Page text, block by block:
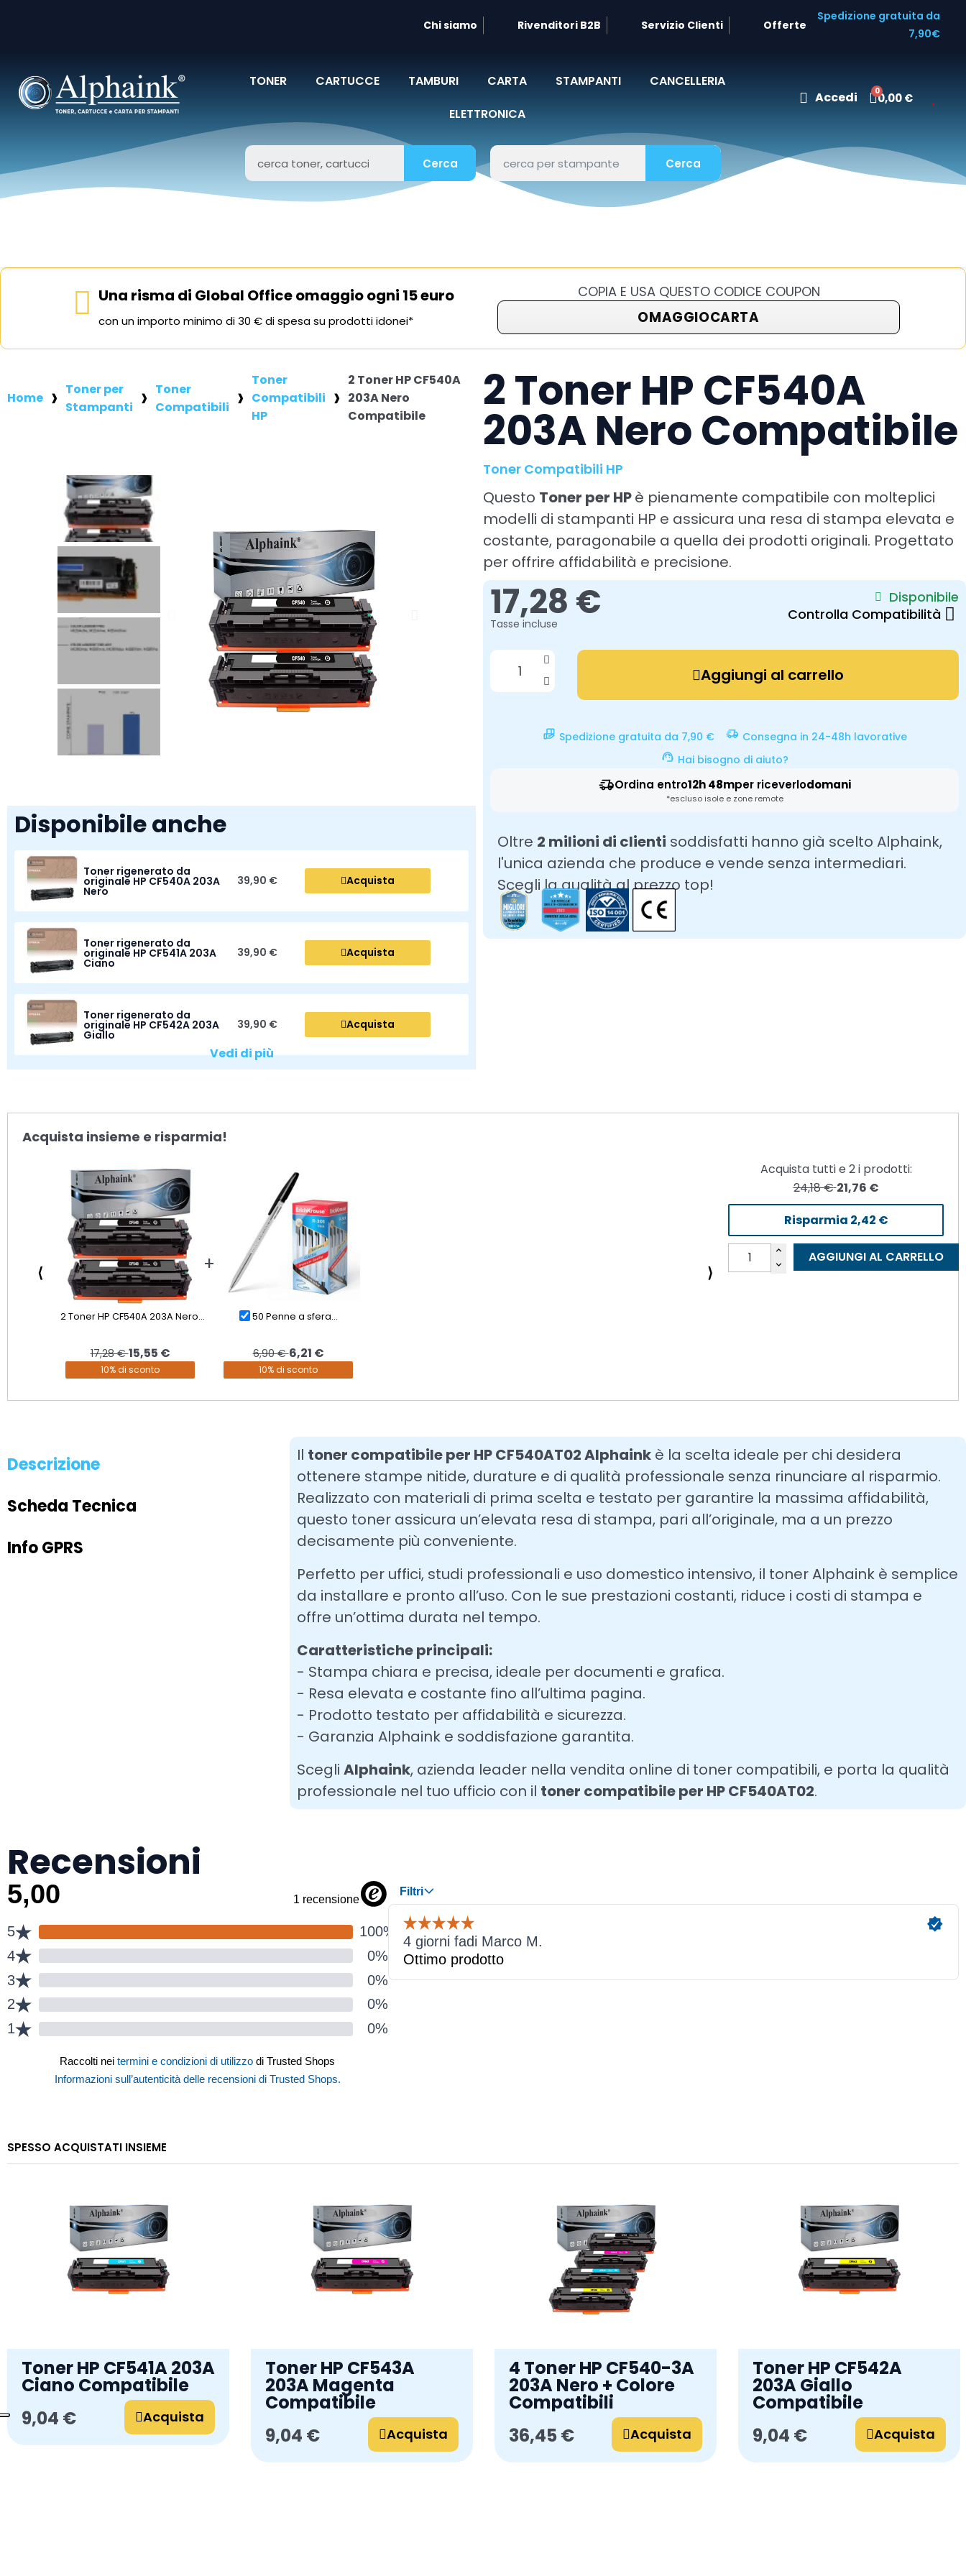
Chi siamo Rivenditori B2B Servizio Clienti Offerte
Spedizione gratuita da
7,90€
TONER CARTUCCE TAMBURI CARTA STAMPANTI
CANCELLERIA
ELETTRONICA
Accedi 0,00 €
Cerca Cerca
Una risma di Global Office omaggio ogni 15 euro
con un importo minimo di 30 € di spesa su prodotti idonei*
COPIA E USA QUESTO CODICE COUPON
OMAGGIOCARTA
Home
Toner per
Stampanti
Toner
Compatibili
Toner
Compatibili
HP
2 Toner HP CF540A
203A Nero
Compatibile
Disponibile anche
Toner rigenerato da
originale HP CF540A 203A
Nero
39,90 € Acquista
Toner rigenerato da
originale HP CF541A 203A
Ciano
39,90 € Acquista
Toner rigenerato da
originale HP CF542A 203A
Giallo
39,90 € Acquista
Vedi di più
2 Toner HP CF540A
203A Nero Compatibile
Toner Compatibili HP
Questo Toner per HPè pienamente compatibile con molteplici
modelli di stampanti HP e assicura una resa di stampa elevata e
costante, paragonabile a quella dei prodotti originali. Progettato
per offrire affidabilità e precisione.
17,28 €
Tasse incluse
Disponibile
Controlla Compatibilità
Aggiungi al carrello
Spedizione gratuita da 7,90 €
Consegna in 24-48h lavorative
Hai bisogno di aiuto?
Ordina entro12h 48mper riceverlodomani
*escluso isole e zone remote
Oltre 2 milioni di clienti soddisfatti hanno già scelto Alphaink,
l'unica azienda che produce e vende senza intermediari.
Scegli la qualità al prezzo top!
Acquista insieme e risparmia!
⟨
2 Toner HP CF540A 203A Nero...
17,28 €15,55 €
10% di sconto
50 Penne a sfera...
6,90 €6,21 €
10% di sconto
⟩
Acquista tutti e 2i prodotti:
24,18 €21,76 €
Risparmia 2,42 €
AGGIUNGI AL CARRELLO
Descrizione
Scheda Tecnica
Info GPRS
Il toner compatibile per HP CF540AT02 Alphaink è la scelta ideale per chi desidera
ottenere stampe nitide, durature e di qualità professionale senza rinunciare al risparmio.
Realizzato con materiali di prima scelta e testato per garantire la massima affidabilità,
questo toner assicura un’elevata resa di stampa, pari all’originale, ma a un prezzo
decisamente più conveniente.
Perfetto per uffici, studi professionali e uso domestico intensivo, il toner Alphaink è semplice
da installare e pronto all’uso. Con le sue prestazioni costanti, riduce i costi di stampa e
offre un’ottima durata nel tempo.
Caratteristiche principali:
- Stampa chiara e precisa, ideale per documenti e grafica.
- Resa elevata e costante fino all’ultima pagina.
- Prodotto testato per affidabilità e sicurezza.
- Garanzia Alphaink e soddisfazione garantita.
ScegliAlphaink, azienda leader nella vendita online di toner compatibili, e porta la qualità
professionale nel tuo ufficio con il toner compatibile per HP CF540AT02.
Recensioni
SPESSO ACQUISTATI INSIEME
Toner HP CF541A 203A
Ciano Compatibile
9,04 €
Acquista
Toner HP CF543A
203A Magenta
Compatibile
9,04 €
Acquista
4 Toner HP CF540-3A
203A Nero + Colore
Compatibili
36,45 €
Acquista
Toner HP CF542A
203A Giallo
Compatibile
9,04 €
Acquista